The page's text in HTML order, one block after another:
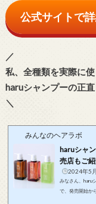
公式サイトで
／
私、全種類を実際に使
haruシャンプーの正
＼
みんなのヘアラボ
haruシャ
売店もご紹
2024年5
みなさん、haru
で、発売開始か